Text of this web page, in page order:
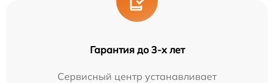
Гарантия до 3-х лет
Сервисный центр устанавливает